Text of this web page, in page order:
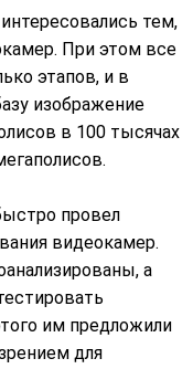
тем,
При этом все
этапов, и в
изображение
в 100 тысячах
провел
видеокамер.
а
им предложили
для